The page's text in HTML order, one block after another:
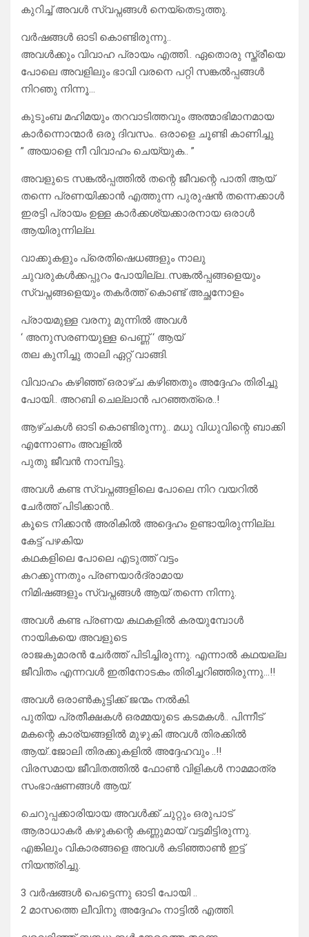
കുറിച്ച് അവൾ സ്വപ്നങ്ങൾ നെയ്തെടുത്തു.
വർഷങ്ങൾ ഓടി കൊണ്ടിരുന്നു..
അവൾക്കും വിവാഹ പ്രായം എത്തി.. ഏതൊരു സ്ത്രീയെ
പോലെ അവളിലും ഭാവി വരനെ പറ്റി സങ്കൽപ്പങ്ങൾ
നിറഞു നിന്നൂ…
കുടുംബ മഹിമയും തറവാടിത്തവും അത്മാഭിമാനമായ
കാർന്നൊന്മാർ ഒരു ദിവസം.. ഒരാളെ ചൂണ്ടി കാണിച്ചു
” അയാളെ നീ വിവാഹം ചെയ്യുക.. ”
അവളുടെ സങ്കൽപ്പത്തിൽ തന്റെ ജീവന്റെ പാതി ആയ്
തന്നെ പ്രണയിക്കാൻ എത്തുന്ന പുരുഷൻ തന്നെക്കാൾ
ഇരട്ടി പ്രായം ഉള്ള കാർക്കശ്യക്കാരനായ ഒരാൾ
ആയിരുന്നില്ല.
വാക്കുകളും പ്രെതിഷെധങ്ങളും നാലു
ചുവരുകൾക്കപ്പുറം പോയില്ല..സങ്കൽപ്പങ്ങളെയും
സ്വപ്നങ്ങളെയും തകർത്ത് കൊണ്ട് അച്ഛനോളം
പ്രായമുള്ള വരനു മുന്നിൽ അവൾ
‘ അനുസരണയുള്ള പെണ്ണ് ‘ ആയ്
തല കുനിച്ചു താലി ഏറ്റ് വാങ്ങി.
വിവാഹം കഴിഞ്ഞ്‌ ഒരാഴ്ച കഴിഞതും അദ്ദേഹം തിരിച്ചു
പോയി.. അറബി ചെല്ലാൻ പറഞ്ഞത്രെ..!
ആഴ്ചകൾ ഓടി കൊണ്ടിരുന്നു.. മധു വിധുവിന്റെ ബാക്കി
എന്നോണം അവളിൽ
പുതു ജീവൻ നാമ്പിട്ടു.
അവൾ കണ്ട സ്വപ്നങ്ങളിലെ പോലെ നിറ വയറിൽ
ചേർത്ത് പിടിക്കാൻ..
കൂടെ നിക്കാൻ അരികിൽ അദ്ദെഹം ഉണ്ടായിരുന്നില്ല.
കേട്ട് പഴകിയ
കഥകളിലെ പോലെ എടുത്ത് വട്ടം
കറക്കുന്നതും പ്രണയാർദ്രാമായ
നിമിഷങ്ങളും സ്വപ്നങ്ങൾ ആയ് തന്നെ നിന്നു.
അവൾ കണ്ട പ്രണയ കഥകളിൽ കരയുമ്പോൾ
നായികയെ അവളുടെ
രാജകുമാരൻ ചേർത്ത് പിടിച്ചിരുന്നു. എന്നാൽ കഥയല്ല
ജീവിതം എന്നവൾ ഇതിനോടകം തിരിച്ചറിഞ്ഞിരുന്നു…!!
അവൾ ഒരാൺകുട്ടിക്ക് ജന്മം നൽകി.
പുതിയ പ്രതീക്ഷകൾ ഒരമ്മയുടെ കടമകൾ.. പിന്നീട്
മകന്റെ കാര്യങ്ങളിൽ മുഴുകി അവൾ തിരക്കിൽ
ആയ്..ജോലി തിരക്കുകളിൽ അദ്ദേഹവും ..!!
വിരസമായ ജീവിതത്തിൽ ഫോൺ വിളികൾ നാമമാത്ര
സംഭാഷണങ്ങൾ ആയ്.
ചെറുപ്പക്കാരിയായ അവൾക്ക് ചുറ്റും ഒരുപാട്
ആരാധാകർ കഴുകന്റെ കണ്ണുമായ് വട്ടമിട്ടിരുന്നു.
എങ്കിലും വികാരങ്ങളെ അവൾ കടിഞ്ഞാൺ ഇട്ട്
നിയന്ത്രിച്ചു.
3 വർഷങ്ങൾ പെട്ടെന്നു ഓടി പോയി ..
2 മാസത്തെ ലീവിനു അദ്ദേഹം നാട്ടിൽ എത്തി.